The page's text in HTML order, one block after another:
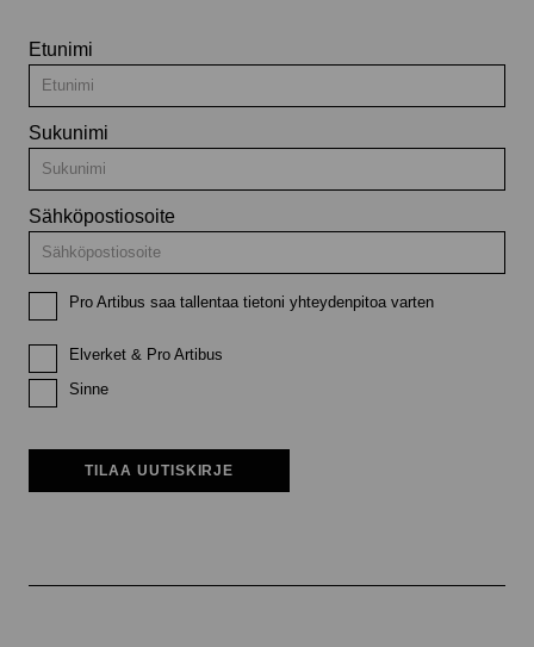
Etunimi
Sukunimi
Sähköpostiosoite
Pro Artibus saa tallentaa tietoni yhteydenpitoa varten
Elverket & Pro Artibus
Sinne
TILAA UUTISKIRJE